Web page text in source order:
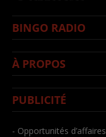
BINGO RADIO
À PROPOS
PUBLICITÉ
- Opportunités d’affaires